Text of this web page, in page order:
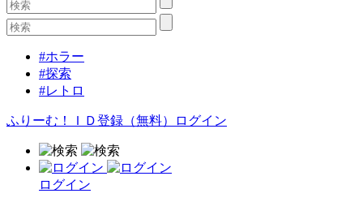
#ホラー
#探索
#レトロ
ふりーむ！ＩＤ登録（無料） ログイン
ログイン